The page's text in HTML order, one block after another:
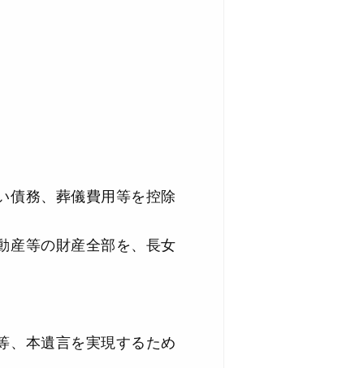
債務、葬儀費用等を控除
産等の財産全部を、長女
本遺言を実現するため